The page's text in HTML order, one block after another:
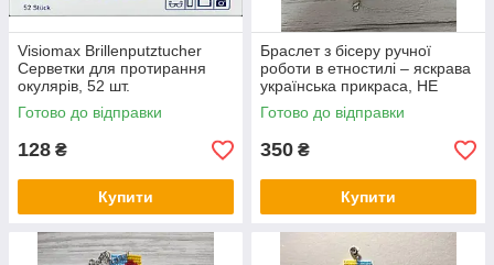
Visiomax Brillenputztucher
Серветки для протирання
окулярів, 52 шт.
Готово до відправки
128 ₴
Купити
Браслет з бісеру ручної
роботи в етностилі – яскрава
українська прикраса, НЕ
СТАНОК
Готово до відправки
350 ₴
Купити